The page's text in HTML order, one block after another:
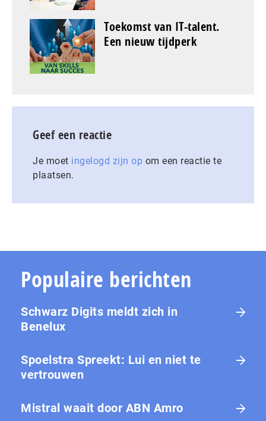
Toekomst van IT-talent.
Een nieuw tijdperk
Geef een reactie
Je moet ingelogd zijn op om een reactie te
plaatsen.
Populaire berichten
Schwarz Digits meldt zich in
Benelux
Spoelstra Spreekt: Lui en niet te
vertrouwen
Mistral waait door ABN Amro